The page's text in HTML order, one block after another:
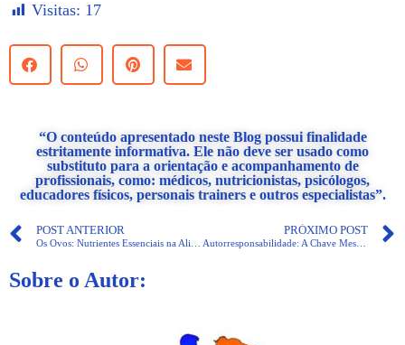
Visitas: 17
“O conteúdo apresentado neste Blog possui finalidade
estritamente informativa. Ele não deve ser usado como
substituto para a orientação e acompanhamento de
profissionais, como: médicos, nutricionistas, psicólogos,
educadores físicos, personais trainers e outros especialistas”.
POST ANTERIOR PRÓXIMO POST
Autorresponsabilidade: A Chave Mestra para o Sucesso
Sobre o Autor: